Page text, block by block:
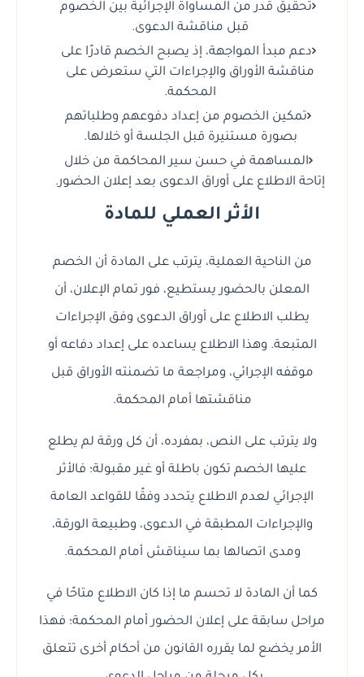
تحقيق قدر من المساواة الإجرائية بين الخصوم
قبل مناقشة الدعوى.
دعم مبدأ المواجهة، إذ يصبح الخصم قادرًا على
مناقشة الأوراق والإجراءات التي ستعرض على
المحكمة.
تمكين الخصوم من إعداد دفوعهم وطلباتهم
بصورة مستنيرة قبل الجلسة أو خلالها.
المساهمة في حسن سير المحاكمة من خلال
إتاحة الاطلاع على أوراق الدعوى بعد إعلان الحضور.
الأثر العملي للمادة
من الناحية العملية، يترتب على المادة أن الخصم
المعلن بالحضور يستطيع، فور تمام الإعلان، أن
يطلب الاطلاع على أوراق الدعوى وفق الإجراءات
المتبعة. وهذا الاطلاع يساعده على إعداد دفاعه أو
موقفه الإجرائي، ومراجعة ما تضمنته الأوراق قبل
مناقشتها أمام المحكمة.
ولا يترتب على النص، بمفرده، أن كل ورقة لم يطلع
عليها الخصم تكون باطلة أو غير مقبولة؛ فالأثر
الإجرائي لعدم الاطلاع يتحدد وفقًا للقواعد العامة
والإجراءات المطبقة في الدعوى، وطبيعة الورقة،
ومدى اتصالها بما سيناقش أمام المحكمة.
كما أن المادة لا تحسم ما إذا كان الاطلاع متاحًا في
مراحل سابقة على إعلان الحضور أمام المحكمة؛ فهذا
الأمر يخضع لما يقرره القانون من أحكام أخرى تتعلق